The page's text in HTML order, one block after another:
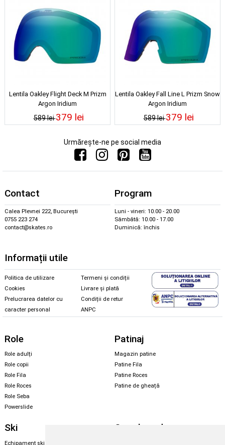
Lentila Oakley Flight Deck M Prizm
Argon Iridium
589 lei379 lei
Lentila Oakley Fall Line L Prizm Snow
Argon Iridium
589 lei379 lei
Urmărește-ne pe social media
Contact
Calea Plevnei 222, București
0755 223 274
contact@skates.ro
Program
Luni - vineri: 10.00 - 20.00
Sâmbătă: 10.00 - 17.00
Duminică: închis
Informații utile
Politica de utilizare
Cookies
Prelucrarea datelor cu
caracter personal
Termeni și condiții
Livrare și plată
Condiții de retur
ANPC
Role
Role adulți
Role copii
Role Fila
Role Roces
Role Seba
Powerslide
Patinaj
Magazin patine
Patine Fila
Patine Roces
Patine de gheață
Ski
Echipament ski
Snowboard